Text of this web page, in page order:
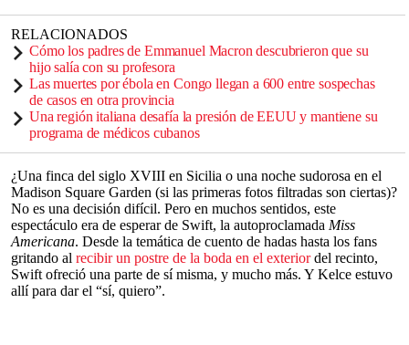
RELACIONADOS
Cómo los padres de Emmanuel Macron descubrieron que su
hijo salía con su profesora
Las muertes por ébola en Congo llegan a 600 entre sospechas
de casos en otra provincia
Una región italiana desafía la presión de EEUU y mantiene su
programa de médicos cubanos
¿Una finca del siglo XVIII en Sicilia o una noche sudorosa en el
Madison Square Garden (si las primeras fotos filtradas son ciertas)?
No es una decisión difícil. Pero en muchos sentidos, este
espectáculo era de esperar de Swift, la autoproclamada Miss
Americana. Desde la temática de cuento de hadas hasta los fans
gritando al recibir un postre de la boda en el exteriordel recinto,
Swift ofreció una parte de sí misma, y mucho más. Y Kelce estuvo
allí para dar el “sí, quiero”.